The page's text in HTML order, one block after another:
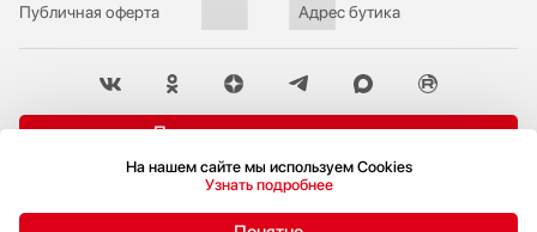
Публичная оферта
Адрес бутика
Пожаловаться руководству
Политика конфиденциальности
На нашем сайте мы используем Cookies
Узнать подробнее